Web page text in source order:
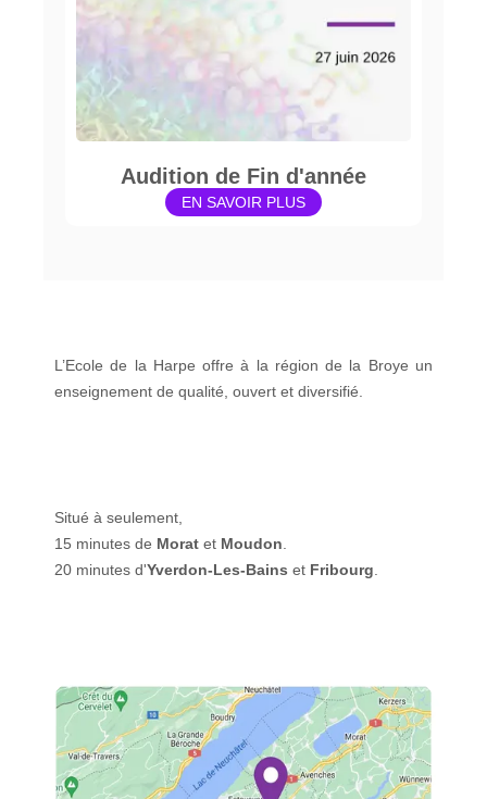
Audition de Fin d'année
EN SAVOIR PLUS
L’Ecole de la Harpe offre à la région de la Broye un
enseignement de qualité, ouvert et diversifié.
Situé à seulement,
15 minutes de Morat et Moudon
20 minutes d'Yverdon-Les-Bains et Fribourg